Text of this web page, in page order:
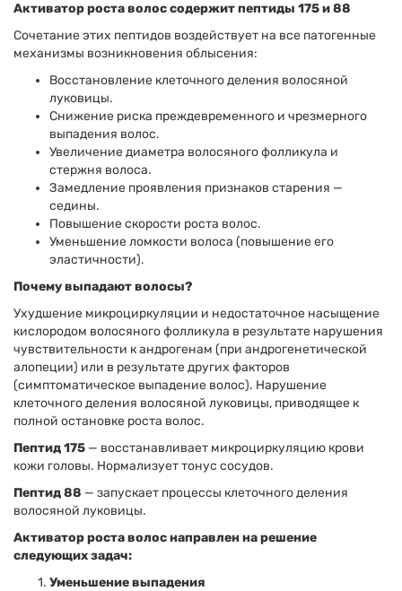
Активатор роста волос содержит пептиды 175 и 88
Сочетание этих пептидов воздействует на все патогенные
механизмы возникновения облысения:
Восстановление клеточного деления волосяной
луковицы.
Снижение риска преждевременного и чрезмерного
выпадения волос.
Увеличение диаметра волосяного фолликула и
стержня волоса.
Замедление проявления признаков старения —
седины.
Повышение скорости роста волос.
Уменьшение ломкости волоса (повышение его
эластичности).
Почему выпадают волосы?
Ухудшение микроциркуляции и недостаточное насыщение
кислородом волосяного фолликула в результате нарушения
чувствительности к андрогенам (при андрогенетической
алопеции) или в результате других факторов
(симптоматическое выпадение волос). Нарушение
клеточного деления волосяной луковицы, приводящее к
полной остановке роста волос.
Пептид 175 — восстанавливает микроциркуляцию крови
кожи головы. Нормализует тонус сосудов.
Пептид 88 — запускает процессы клеточного деления
волосяной луковицы.
Активатор роста волос направлен на решение
следующих задач:
Уменьшение выпадения